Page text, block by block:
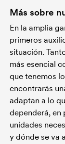
Más sobre
En la amplia
primeros
situación.
más esencial
que tenemos
encontrarás
adaptan a lo
dependerá, en
unidades
y dónde se va